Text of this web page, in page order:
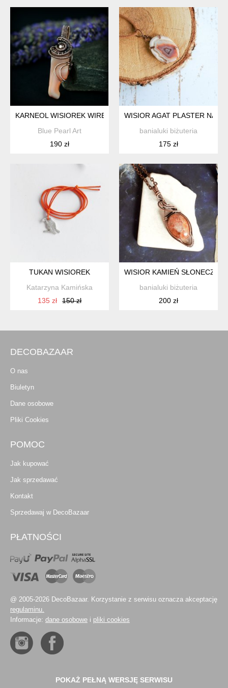
KARNEOL WISIOREK WIRE WRAPPING
Blue Pearl Art
190 zł
WISIOR AGAT PLASTER
banialuki biżuteria
175 zł
TUKAN WISIOREK
Katarzyna Kamińska
135 zł
150 zł
WISIOR KAMIEŃ SŁONECZNY
banialuki biżuteria
200 zł
DECOBAZAAR
O nas
Biuletyn
Dane osobowe
Pliki Cookies
POMOC
Jak kupować
Jak sprzedawać
Kontakt
Sprzedawaj w DecoBazaar
PŁATNOŚCI
@ 2005-2026 DecoBazaar. Korzystanie z serwisu oznacza akceptację
regulaminu.
Informacje: dane osobowe i pliki cookies
POKAŻ PEŁNĄ WERSJĘ SERWISU